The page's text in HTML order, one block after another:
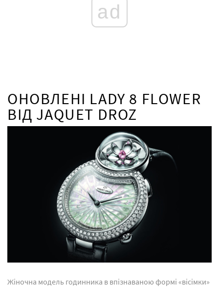
ad
ОНОВЛЕНІ LADY 8 FLOWER
ВІД JAQUET DROZ
Жіночна модель годинника в впізнаваною формі «вісімки»